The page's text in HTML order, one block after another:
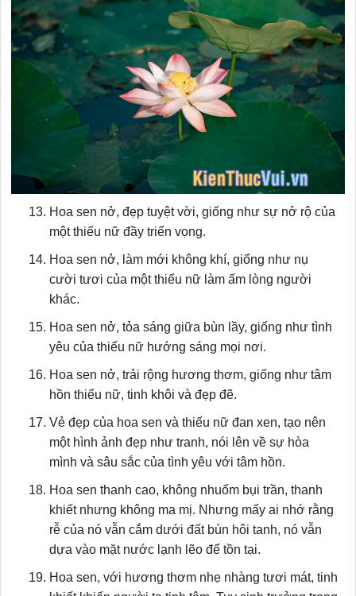
Hoa sen nở, đẹp tuyệt vời, giống như sự nở rộ của
một thiếu nữ đầy triển vọng.
Hoa sen nở, làm mới không khí, giống như nụ
cười tươi của một thiếu nữ làm ấm lòng người
khác.
Hoa sen nở, tỏa sáng giữa bùn lầy, giống như tình
yêu của thiếu nữ hướng sáng mọi nơi.
Hoa sen nở, trải rộng hương thơm, giống như tâm
hồn thiếu nữ, tinh khôi và đẹp đẽ.
Vẻ đẹp của hoa sen và thiếu nữ đan xen, tạo nên
một hình ảnh đẹp như tranh, nói lên về sự hòa
mình và sâu sắc của tình yêu với tâm hồn.
Hoa sen thanh cao, không nhuốm bụi trần, thanh
khiết nhưng không ma mị. Nhưng mấy ai nhớ rằng
rễ của nó vẫn cắm dưới đất bùn hôi tanh, nó vẫn
dựa vào mặt nước lạnh lẽo để tồn tại.
Hoa sen, với hương thơm nhẹ nhàng tươi mát, tinh